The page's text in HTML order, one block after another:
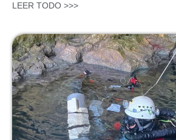
LEER TODO >>>